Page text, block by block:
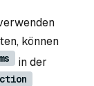
können
in der